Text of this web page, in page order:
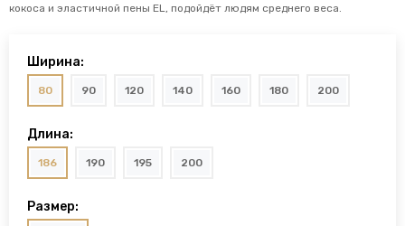
кокоса и эластичной пены EL, подойдёт людям среднего веса.
Ширина:
80 90 120 140 160 180 200
Длина:
186 190 195 200
Размер: